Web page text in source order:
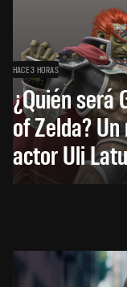
HACE 3 HORAS
¿Quién será
of Zelda?
actor Uli